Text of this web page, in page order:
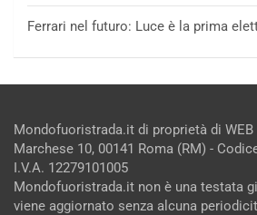
Ferrari nel futuro: Luce è la prima
Mondofuoristrada.it di proprietà di WEB
Marchese 10, 00141 Roma (RM) -
I.V.A. 12279101005
Mondofuoristrada.it non è una testata
viene aggiornato senza alcuna